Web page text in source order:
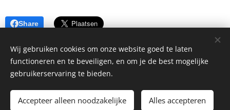
Share
BlueTalks
Alle rechten voorbehouden 2023
Cookies
Wij gebruiken cookies om onze website goed te laten
functioneren en te beveiligen, en om je de best mogelijke
gebruikerservaring te bieden.
Accepteer alleen noodzakelijke Alles accepteren